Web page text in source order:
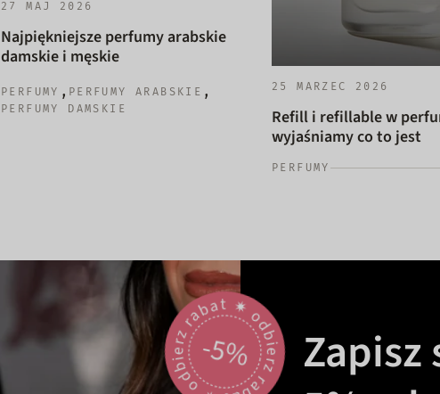
27 MAJ 2026
Najpiękniejsze perfumy arabskie
damskie i męskie
PERFUMY , PERFUMY ARABSKIE ,
PERFUMY DAMSKIE
25 MARZEC 2026
Refill i refillable w
wyjaśniamy co to jest
PERFUMY
odbierz rabat 🟎 odbierz rabat 🟎
-5%
Zapisz